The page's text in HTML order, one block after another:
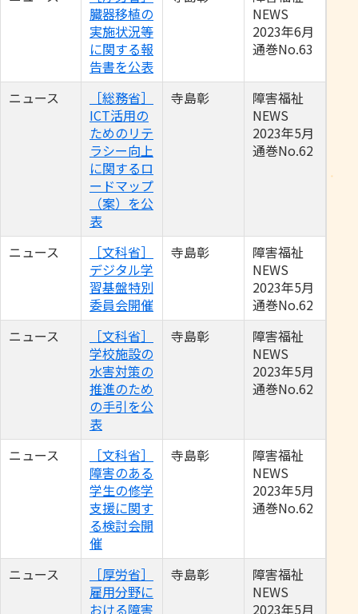
臓器移植の
実施状況等
に関する報
告書を公表
NEWS
2023年6月
通巻No.63
ニュース
［総務省］
ICT活用の
ためのリテ
ラシー向上
に関するロ
ードマップ
（案）を公
表
寺島彰
障害福祉
NEWS
2023年5月
通巻No.62
ニュース
［文科省］
デジタル学
習基盤特別
委員会開催
寺島彰
障害福祉
NEWS
2023年5月
通巻No.62
ニュース
［文科省］
学校施設の
水害対策の
推進のため
の手引を公
表
寺島彰
障害福祉
NEWS
2023年5月
通巻No.62
ニュース
［文科省］
障害のある
学生の修学
支援に関す
る検討会開
催
寺島彰
障害福祉
NEWS
2023年5月
通巻No.62
ニュース
［厚労省］
雇用分野に
おける障害
寺島彰
障害福祉
NEWS
2023年5月